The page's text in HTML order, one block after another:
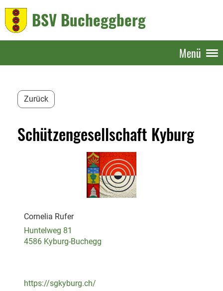
BSV Bucheggberg
Menü
Zurück
Schützengesellschaft Kyburg
Cornelia Rufer
Huntelweg 81
4586 Kyburg-Buchegg
https://sgkyburg.ch/